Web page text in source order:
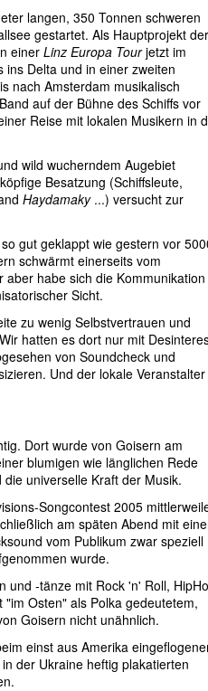
langen, 350 Tonnen schweren
gestartet. Als Hauptprojekt der
einer Linz Europa Tourjetzt im
Delta und in einer zweiten
nach Amsterdam musikalisch
auf der Bühne des Schiffs vor
Reise mit lokalen Musikern in
wild wucherndem Augebiet
Besatzung (Schiffsleute,
Haydamaky...) versucht zur
gut geklappt wie gestern vor
schwärmt einerseits vom
aber habe sich die Kommunikation
Sicht.
zu wenig Selbstvertrauen und
hatten es dort nur mit
von Soundcheck und
Und der lokale Veranstalter
Dort wurde von Goisern am
blumigen wie länglichen Rede
universelle Kraft der Musik.
Songcontest 2005
am späten Abend mit
vom Publikum zwar speziell
wurde.
und -tänze mit Rock 'n' Roll,
Osten" als Polka gedeutetem,
Goisern nicht unähnlich.
einst aus Amerika
der Ukraine heftig plakatierten